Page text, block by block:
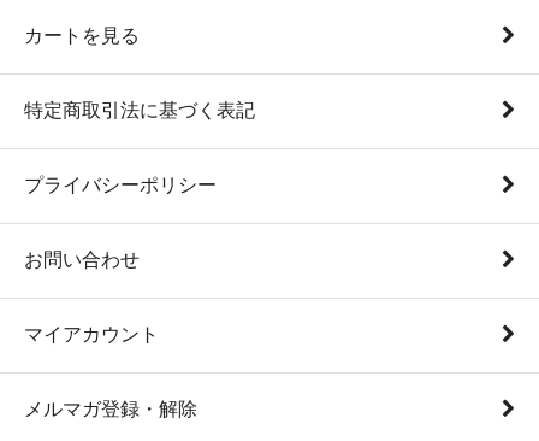
カートを見る
特定商取引法に基づく表記
プライバシーポリシー
お問い合わせ
マイアカウント
メルマガ登録・解除